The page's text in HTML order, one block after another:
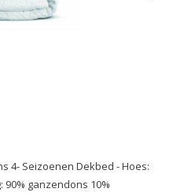
4- Seizoenen Dekbed - Hoes:
90% ganzendons 10%